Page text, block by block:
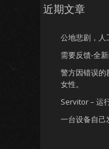
近期文章
公地悲剧，人
需要反馈-全
警方因错误的
女性。
Servitor – 运
一台设备自己